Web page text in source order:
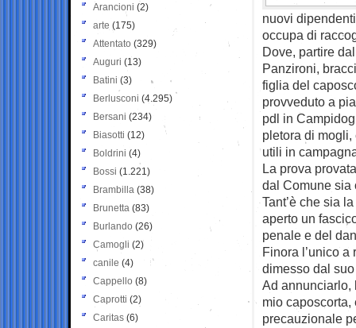
nuovi
occupa di
Dove, partire
Panzironi,
figlia del
provveduto a
pdl in
pletora di
utili in
La prova
dal Comune sia
Tant’è che sia
aperto un
penale e del
Finora l’unico
dimesso dal
Ad annunciarlo,
mio
precauzionale
Arancioni (2)
arte (175)
Attentato (329)
Auguri (13)
Batini (3)
Berlusconi (4.295)
Bersani (234)
Biasotti (12)
Boldrini (4)
Bossi (1.221)
Brambilla (38)
Brunetta (83)
Burlando (26)
Camogli (2)
canile (4)
Cappello (8)
Caprotti (2)
Caritas (6)